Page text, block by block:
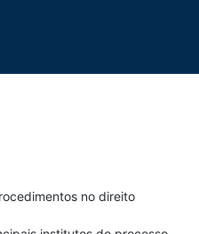
no direito